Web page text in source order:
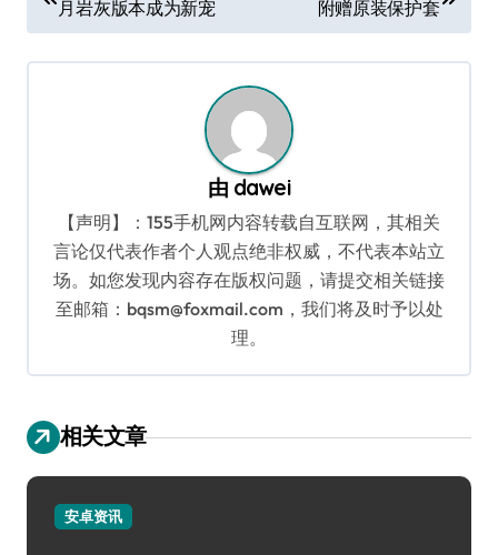
章
导
月岩灰版本成为新宠
附赠原装保护套
由 dawei
【声明】：155手机网内容转载自互联网，其相关
言论仅代表作者个人观点绝非权威，不代表本站立
场。如您发现内容存在版权问题，请提交相关链接
至邮箱：bqsm@foxmail.com，我们将及时予以处
理。
相关文章
安卓资讯